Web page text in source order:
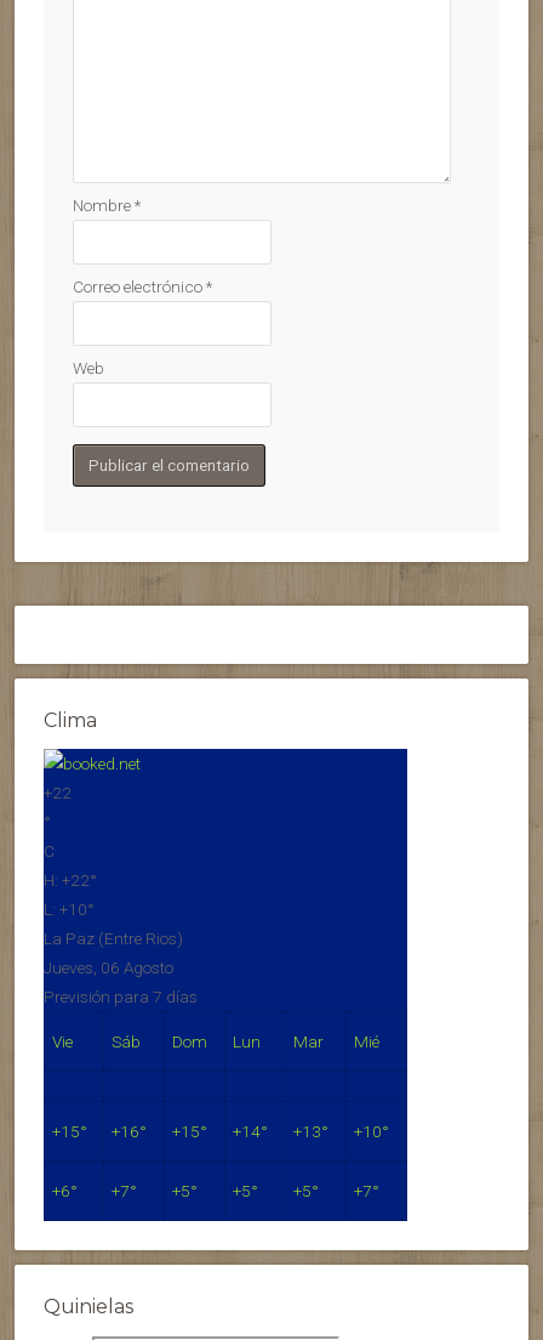
Nombre*
Correo electrónico*
Web
Clima
+22
°
C
H: +22°
L: +10°
La Paz (Entre Rios)
Jueves, 06 Agosto
Previsión para 7 días
Vie Sáb Dom Lun Mar Mié
+15° +16° +15° +14° +13° +10°
+6° +7° +5° +5° +5° +7°
Quinielas